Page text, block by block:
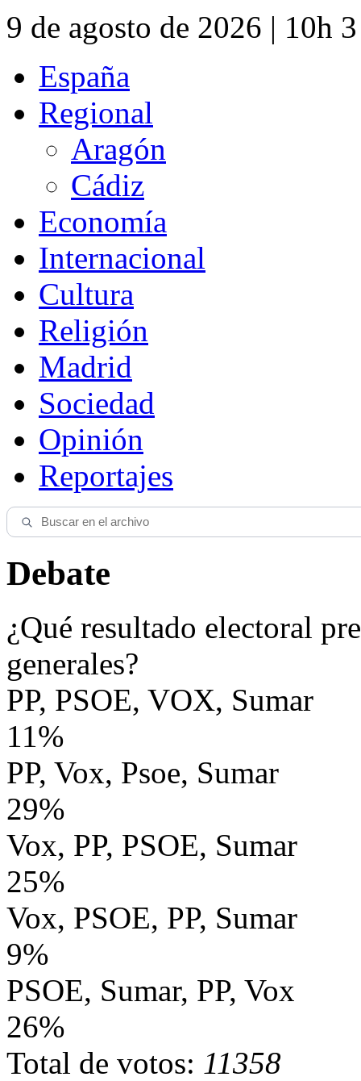
9 de agosto de 2026 | 10h
España
Regional
Aragón
Cádiz
Economía
Internacional
Cultura
Religión
Madrid
Sociedad
Opinión
Reportajes
Debate
¿Qué resultado electoral
generales?
PP, PSOE, VOX, Sumar
11%
PP, Vox, Psoe, Sumar
29%
Vox, PP, PSOE, Sumar
25%
Vox, PSOE, PP, Sumar
9%
PSOE, Sumar, PP, Vox
26%
Total de votos: 11358